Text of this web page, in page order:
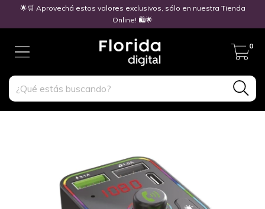
🌟🛒 Aprovechá estos valores exclusivos, sólo en nuestra Tienda
Online! 🛍️🌟
0